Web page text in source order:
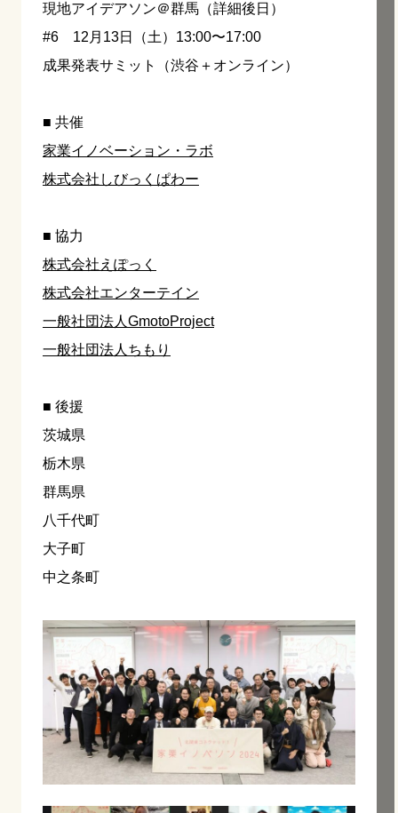
現地アイデアソン＠群馬（詳細後日）
#6 12月13日（土）13:00〜17:00
成果発表サミット（渋谷＋オンライン）
■ 共催
家業イノベーション・ラボ
株式会社しびっくぱわー
■ 協力
株式会社えぽっく
株式会社エンターテイン
一般社団法人GmotoProject
一般社団法人ちもり
■ 後援
茨城県
栃木県
群馬県
八千代町
大子町
中之条町